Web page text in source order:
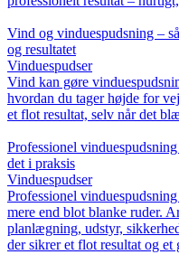
Vind og vinduespudsning –
og resultatet
Vinduespudser
Vind kan gøre
hvordan du tager højde for
et flot resultat, selv når det
Professionel
det i praksis
Vinduespudser
Professionel
mere end blot blanke ruder.
planlægning, udstyr,
der sikrer et flot resultat og et